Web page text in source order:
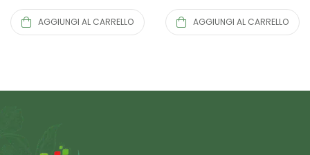
AGGIUNGI AL CARRELLO AGGIUNGI AL CARRELLO